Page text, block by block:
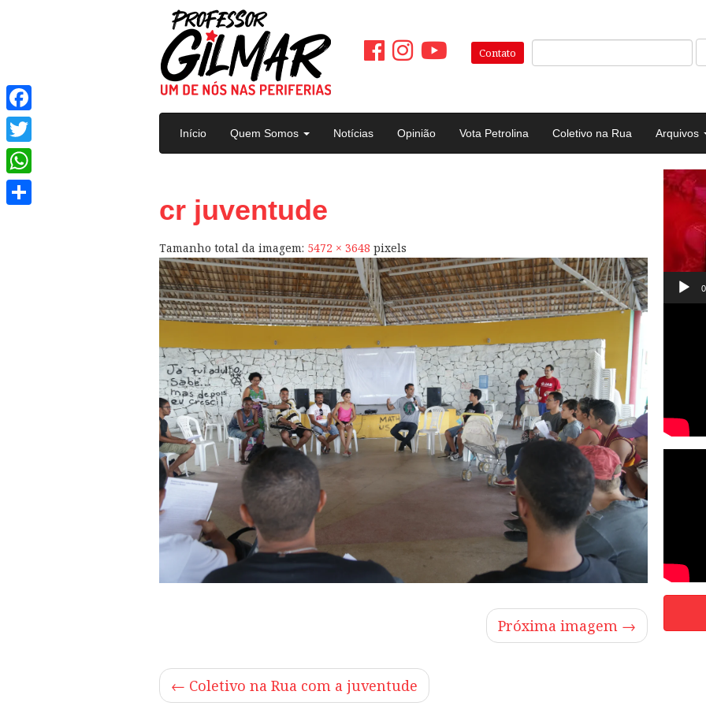
Pular para o conteúdo
Contato
Início Quem Somos Notícias Opinião Vota Petrolina Coletivo na Rua Arquivos
cr juventude
Tamanho total da imagem: 5472 × 3648 pixels
Próxima imagem →
← Coletivo na Rua com a juventude
vídeo
Facebook
Twitter
WhatsApp